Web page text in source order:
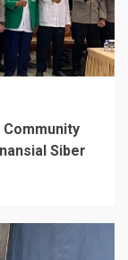
Siber